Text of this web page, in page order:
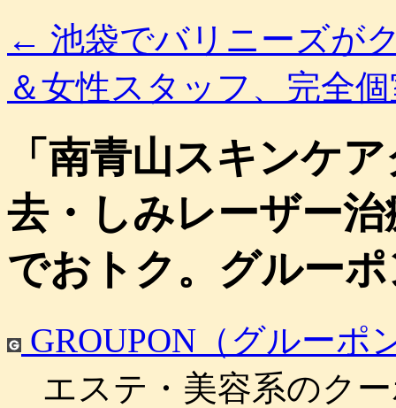
ッ
← 池袋でバリニーズが
＆女性スタッフ、完全
「南青山スキンケ
去・しみレーザー
でおトク。グルー
GROUPON（グルーポ
エステ・美容系のク